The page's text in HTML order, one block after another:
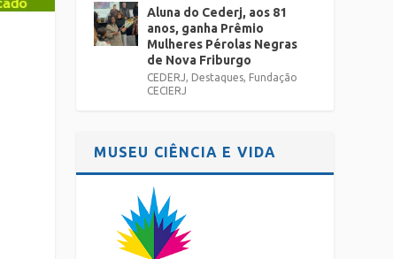
Aluna do Cederj, aos 81
anos, ganha Prêmio
Mulheres Pérolas Negras
de Nova Friburgo
CEDERJ, Destaques, Fundação
CECIERJ
MUSEU CIÊNCIA E VIDA